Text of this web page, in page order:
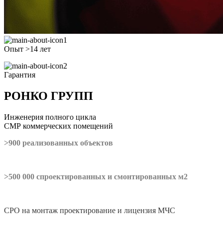
Опыт >14 лет
Гарантия
РОНКО ГРУПП
Инженерия полного цикла
СМР коммерческих помещений
>900 реализованных объектов
>500 000 спроектированных и смонтированных м2
СРО на монтаж проектирование и лицензия МЧС